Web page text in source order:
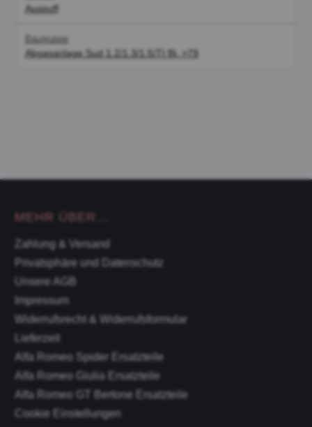
Auspuff
Baugruppe
Abgasanlage Sud 1.2/1.3/1.5/TI Bj. >79
MEHR ÜBER...
Zahlung & Versand
Privatsphäre und Datenschutz
Unsere AGB
Impressum
Widerrufsrecht & Widerrufsformular
Lieferzeit
Alfa Romeo Spider Ersatzteile
Alfa Romeo Giulia Ersatzteile
Alfa Romeo GT Bertone Ersatzteile
Cookie Einstellungen